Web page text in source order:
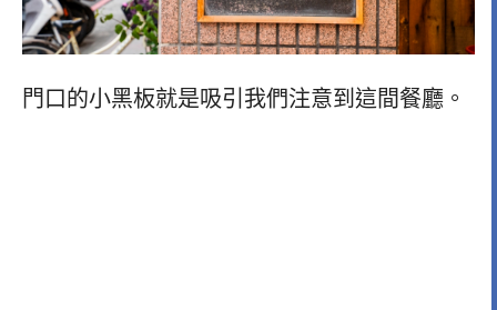
門口的小黑板就是吸引我們注意到這間餐廳。